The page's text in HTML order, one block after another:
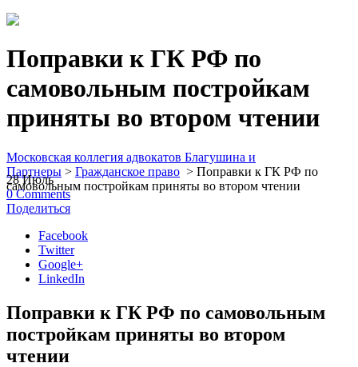
Поправки к ГК РФ по
самовольным постройкам
приняты во втором чтении
Московская коллегия адвокатов Благушина и
Партнеры > Гражданское право > Поправки к ГК РФ по
самовольным постройкам приняты во втором чтении
28 Июль
0 Comments
Поделиться
Facebook
Twitter
Google+
LinkedIn
Поправки к ГК РФ по самовольным
постройкам приняты во втором
чтении